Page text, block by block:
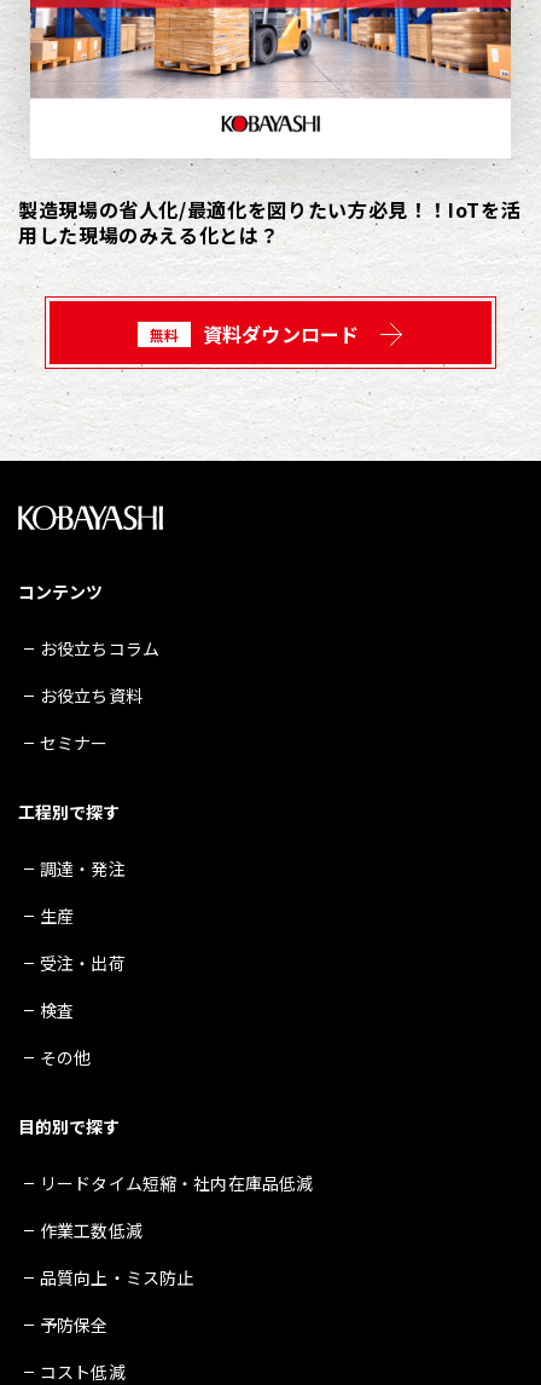
製造現場の省人化/最適化を図りたい方必見！！IoTを活
用した現場のみえる化とは？
無料 資料ダウンロード
コンテンツ
お役立ちコラム
お役立ち資料
セミナー
工程別で探す
調達・発注
生産
受注・出荷
検査
その他
目的別で探す
リードタイム短縮・社内在庫品低減
作業工数低減
品質向上・ミス防止
予防保全
コスト低減